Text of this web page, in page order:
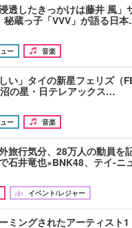
透したきっかけは藤井 風」
秘蔵っ子「VVV」が語る日
ー 音楽
い」タイの新星フェリズ（
の星・日テレアックス…
ー 音楽
旅行気分、28万人の動員を
石井竜也×BNK48、テイ-ニ
イベント/レジャー
ミングされたアーティスト1